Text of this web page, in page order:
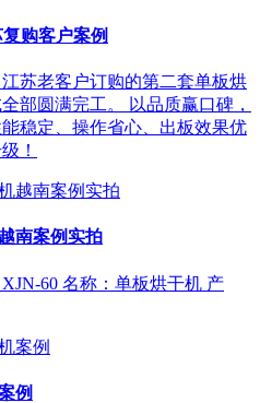
购客户案例
苏老客户订购的第二套单板烘
部圆满完工。 以品质赢口碑，
稳定、操作省心、出板效果优
！
南案例实拍
60 名称：单板烘干机 产
例